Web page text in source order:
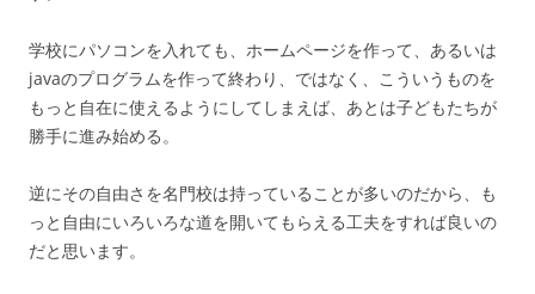
学校にパソコンを入れても、ホームページを作って、あるいは
javaのプログラムを作って終わり、ではなく、こういうものを
もっと自在に使えるようにしてしまえば、あとは子どもたちが
勝手に進み始める。
逆にその自由さを名門校は持っていることが多いのだから、も
っと自由にいろいろな道を開いてもらえる工夫をすれば良いの
だと思います。